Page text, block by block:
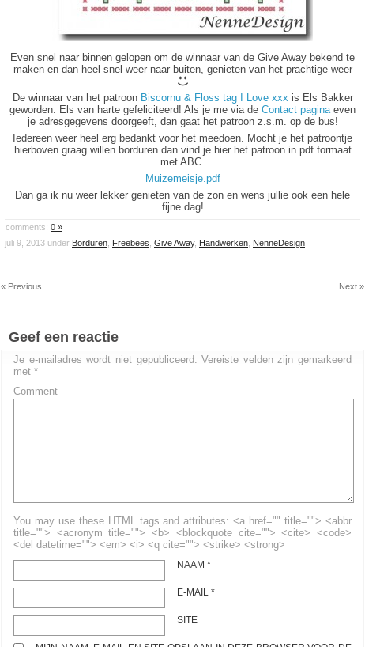
Even snel naar binnen gelopen om de winnaar van de Give Away bekend te
maken en dan heel snel weer naar buiten, genieten van het prachtige weer
De winnaar van het patroon Biscornu & Floss tag I Love xxx is Els Bakker
geworden. Els van harte gefeliciteerd! Als je me via de Contact paginaeven
je adresgegevens doorgeeft, dan gaat het patroon z.s.m. op de bus!
Iedereen weer heel erg bedankt voor het meedoen. Mocht je het patroontje
hierboven graag willen borduren dan vind je hier het patroon in pdf formaat
met ABC.
Muizemeisje.pdf
Dan ga ik nu weer lekker genieten van de zon en wens jullie ook een hele
fijne dag!
comments: 0 »
juli 9, 2013 under Borduren Freebees Give Away, Handwerken NenneDesign
« Previous Next »
Geef een reactie
Je e-mailadres wordt niet gepubliceerd. Vereiste velden zijn gemarkeerd
met *
Comment
You may use these HTML tags and attributes: <a href="" title=""> <abbr
title=""> <acronym title=""> <b> <blockquote cite=""> <cite> <code>
<del datetime=""> <em> <i> <q cite=""> <strike> <strong>
NAAM *
E-MAIL *
SITE